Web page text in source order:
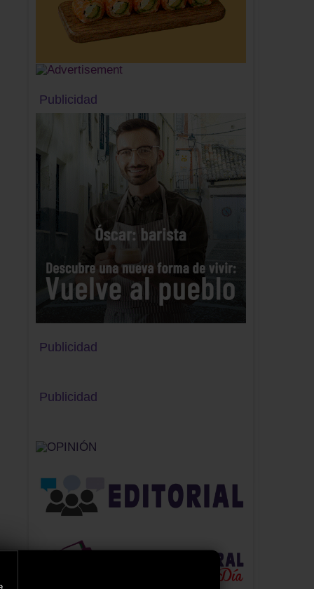
Publicidad
Publicidad
Publicidad